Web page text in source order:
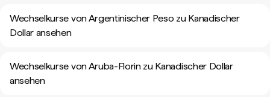
Wechselkurse von Argentinischer Peso zu Kanadischer
Dollar ansehen
Wechselkurse von Aruba-Florin zu Kanadischer Dollar
ansehen